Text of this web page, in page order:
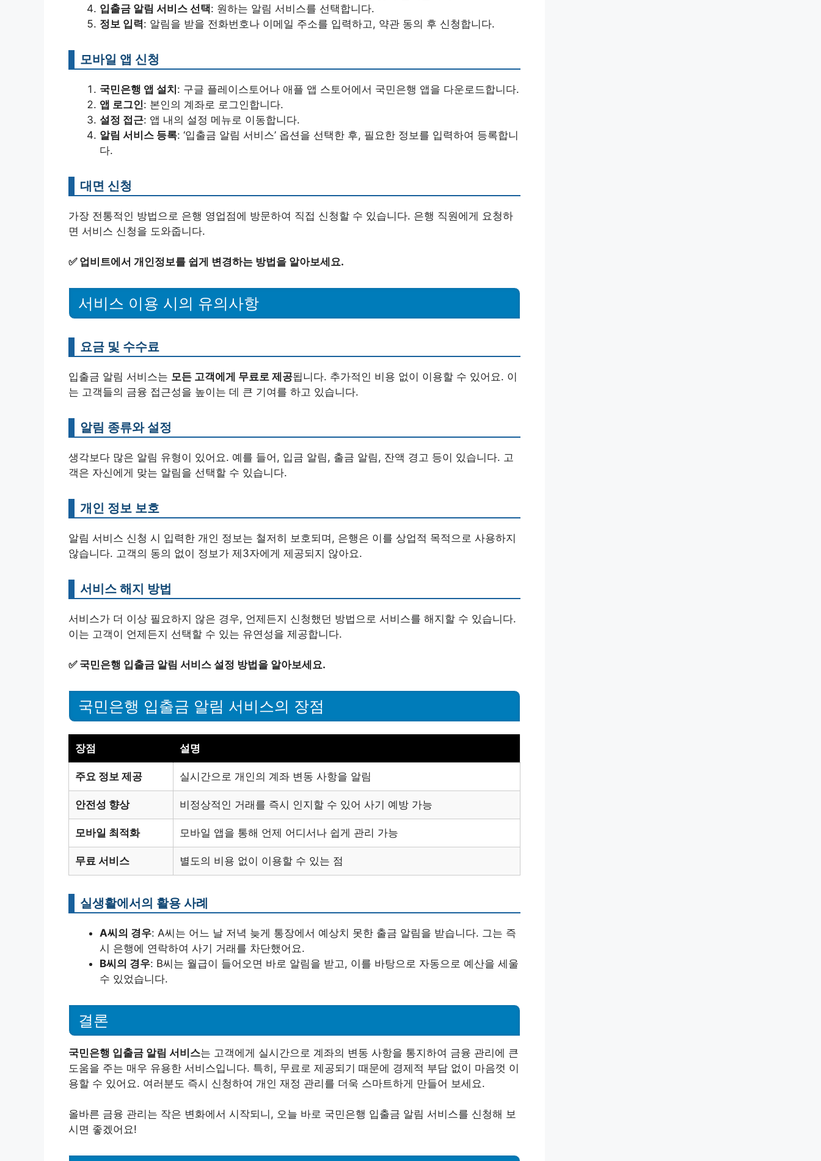
입출금 알림 서비스 선택: 원하는 알림 서비스를 선택합니다.
정보 입력: 알림을 받을 전화번호나 이메일 주소를 입력하고, 약관 동의 후 신청합니다.
모바일 앱 신청
국민은행 앱 설치: 구글 플레이스토어나 애플 앱 스토어에서 국민은행 앱을 다운로드합니다.
앱 로그인: 본인의 계좌로 로그인합니다.
설정 접근: 앱 내의 설정 메뉴로 이동합니다.
알림 서비스 등록: ‘입출금 알림 서비스’ 옵션을 선택한 후, 필요한 정보를 입력하여 등록합니
다.
대면 신청
가장 전통적인 방법으로 은행 영업점에 방문하여 직접 신청할 수 있습니다. 은행 직원에게 요청하
면 서비스 신청을 도와줍니다.
✅ 업비트에서 개인정보를 쉽게 변경하는 방법을 알아보세요.
서비스 이용 시의 유의사항
요금 및 수수료
입출금 알림 서비스는 모든 고객에게 무료로 제공됩니다. 추가적인 비용 없이 이용할 수 있어요. 이
는 고객들의 금융 접근성을 높이는 데 큰 기여를 하고 있습니다.
알림 종류와 설정
생각보다 많은 알림 유형이 있어요. 예를 들어, 입금 알림, 출금 알림, 잔액 경고 등이 있습니다. 고
객은 자신에게 맞는 알림을 선택할 수 있습니다.
개인 정보 보호
알림 서비스 신청 시 입력한 개인 정보는 철저히 보호되며, 은행은 이를 상업적 목적으로 사용하지
않습니다. 고객의 동의 없이 정보가 제3자에게 제공되지 않아요.
서비스 해지 방법
서비스가 더 이상 필요하지 않은 경우, 언제든지 신청했던 방법으로 서비스를 해지할 수 있습니다.
이는 고객이 언제든지 선택할 수 있는 유연성을 제공합니다.
✅ 국민은행 입출금 알림 서비스 설정 방법을 알아보세요.
국민은행 입출금 알림 서비스의 장점
장점 설명
주요 정보 제공 실시간으로 개인의 계좌 변동 사항을 알림
안전성 향상 비정상적인 거래를 즉시 인지할 수 있어 사기 예방 가능
모바일 최적화 모바일 앱을 통해 언제 어디서나 쉽게 관리 가능
무료 서비스 별도의 비용 없이 이용할 수 있는 점
실생활에서의 활용 사례
A씨의 경우: A씨는 어느 날 저녁 늦게 통장에서 예상치 못한 출금 알림을 받습니다. 그는 즉
시 은행에 연락하여 사기 거래를 차단했어요.
B씨의 경우: B씨는 월급이 들어오면 바로 알림을 받고, 이를 바탕으로 자동으로 예산을 세울
수 있었습니다.
결론
국민은행 입출금 알림 서비스는 고객에게 실시간으로 계좌의 변동 사항을 통지하여 금융 관리에 큰
도움을 주는 매우 유용한 서비스입니다. 특히, 무료로 제공되기 때문에 경제적 부담 없이 마음껏 이
용할 수 있어요. 여러분도 즉시 신청하여 개인 재정 관리를 더욱 스마트하게 만들어 보세요.
올바른 금융 관리는 작은 변화에서 시작되니, 오늘 바로 국민은행 입출금 알림 서비스를 신청해 보
시면 좋겠어요!